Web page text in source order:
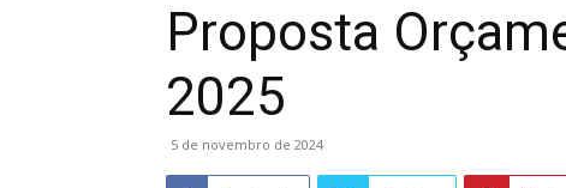
Proposta
2025
5 de novembro de 2024